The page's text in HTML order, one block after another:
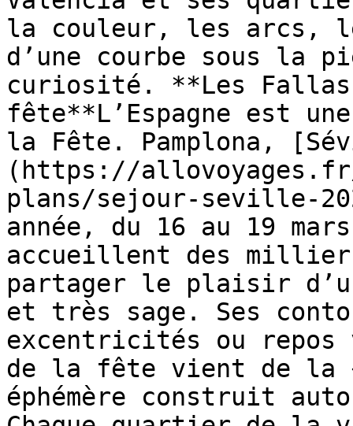
la couleur, les arcs,
d’une courbe sous la
curiosité. **Les
fête**L’Espagne est
la Fête. Pamplona,
(https://
plans/sejour-seville-
année, du 16 au 19
accueillent des
partager le plaisir
et très sage. Ses
excentricités ou repos
de la fête vient de la
éphémère construit